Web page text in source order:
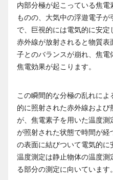
内部分極が起こっている焦
ものの、大気中の浮遊電子
で、巨視的には電気的に安
赤外線が放射されると物質
子とのバランスが崩れ、焦電
焦電効果が起こります。
この瞬間的な分極の乱れに
的に照射された赤外線およ
が、焦電素子を用いた温度
が照射された状態で時間が
の表面に結びついて電気的に
温度測定は静止物体の温度
る部分の測定に向いています。